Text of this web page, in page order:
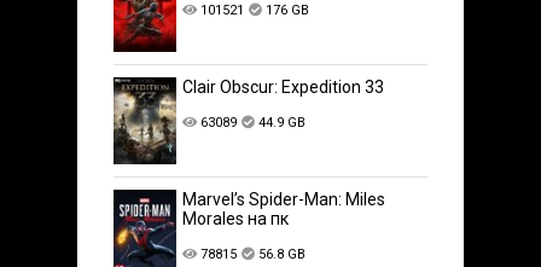
101521 176 GB
Clair Obscur: Expedition 33
63089 44.9 GB
Marvel’s Spider-Man: Miles
Morales на пк
78815 56.8 GB